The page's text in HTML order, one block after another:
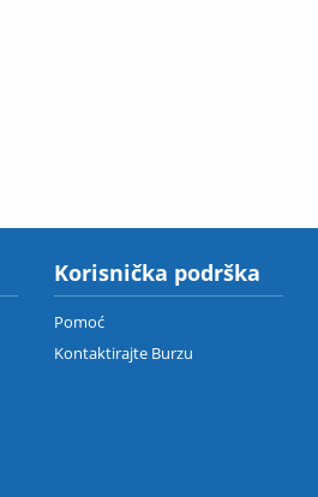
Korisnička podrška
Pomoć
Kontaktirajte Burzu